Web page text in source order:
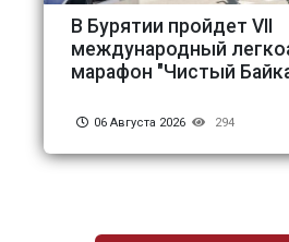
В Бурятии пройдет VII
международный
марафон "Чистый
06 Августа 2026 294